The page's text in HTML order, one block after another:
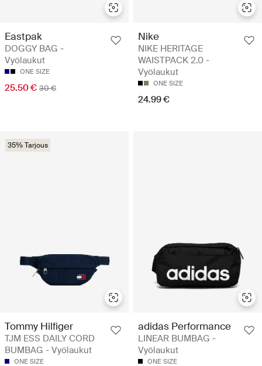
Eastpak
DOGGY BAG -
Vyölaukut
ONE SIZE
25.50 € 30 €
Nike
NIKE HERITAGE
WAISTPACK 2.0 -
Vyölaukut
ONE SIZE
24.99 €
35% Tarjous
Tommy Hilfiger
TJM ESS DAILY CORD
BUMBAG - Vyölaukut
ONE SIZE
adidas Performance
LINEAR BUMBAG -
Vyölaukut
ONE SIZE